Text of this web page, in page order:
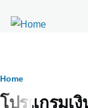
Breadcrumb
Home
โปรแกรมเ